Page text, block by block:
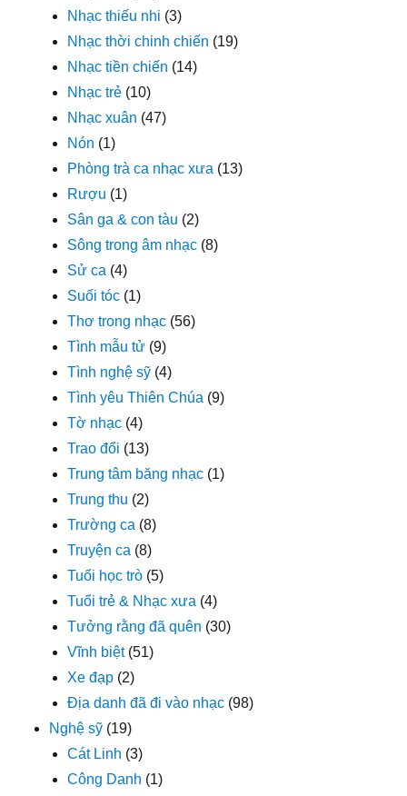
Nhạc thiếu nhi (3)
Nhạc thời chinh chiến (19)
Nhạc tiền chiến (14)
Nhạc trẻ (10)
Nhạc xuân (47)
Nón (1)
Phòng trà ca nhạc xưa (13)
Rượu (1)
Sân ga & con tàu (2)
Sông trong âm nhạc (8)
Sử ca (4)
Suối tóc (1)
Thơ trong nhạc (56)
Tình mẫu tử (9)
Tình nghệ sỹ (4)
Tình yêu Thiên Chúa (9)
Tờ nhạc (4)
Trao đổi (13)
Trung tâm băng nhạc (1)
Trung thu (2)
Trường ca (8)
Truyện ca (8)
Tuổi học trò (5)
Tuổi trẻ & Nhạc xưa (4)
Tưởng rằng đã quên (30)
Vĩnh biệt(51)
Xe đạp (2)
Địa danh đã đi vào nhạc (98)
Nghệ sỹ (19)
Cát Linh (3)
Công Danh (1)